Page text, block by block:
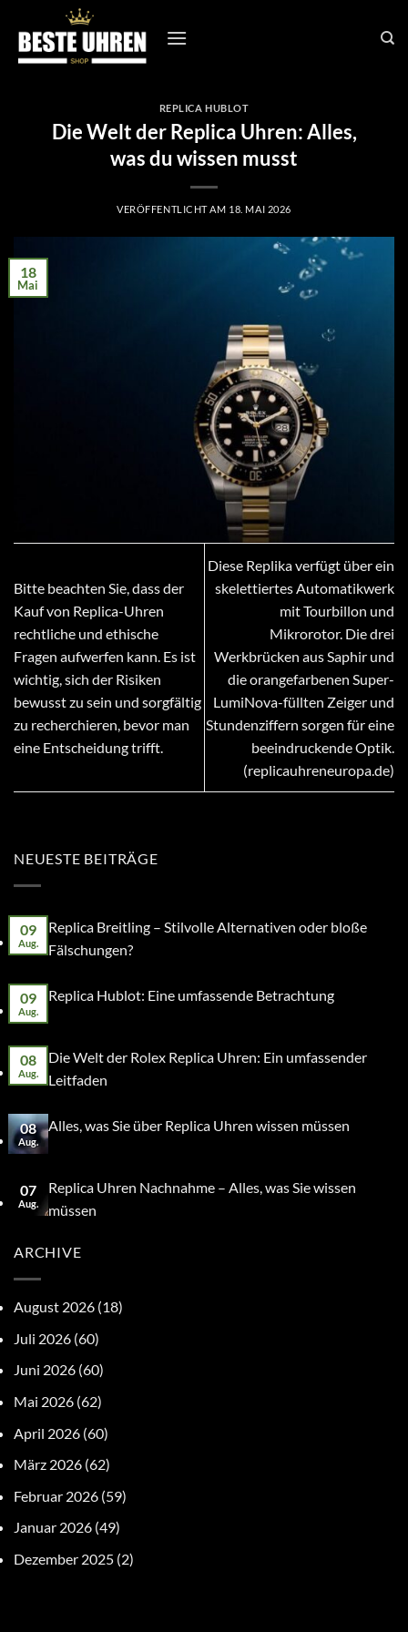
Inhalt
springen
REPLICA HUBLOT
Die Welt der Replica Uhren: Alles,
was du wissen musst
VERÖFFENTLICHT AM 18. MAI 2026
18
Mai
Bitte beachten Sie, dass der
Kauf von Replica-Uhren
rechtliche und ethische
Fragen aufwerfen kann. Es ist
wichtig, sich der Risiken
bewusst zu sein und sorgfältig
zu recherchieren, bevor man
eine Entscheidung trifft.
Diese Replika verfügt über ein
skelettiertes Automatikwerk
mit Tourbillon und
Mikrorotor. Die drei
Werkbrücken aus Saphir und
die orangefarbenen Super-
LumiNova-füllten Zeiger und
Stundenziffern sorgen für eine
beeindruckende Optik.
(replicauhreneuropa.de)
NEUESTE BEITRÄGE
09
Aug.
Replica Breitling – Stilvolle Alternativen oder bloße
Fälschungen?
09
Aug.
Replica Hublot: Eine umfassende Betrachtung
08
Aug.
Die Welt der Rolex Replica Uhren: Ein umfassender
Leitfaden
08
Aug.
Alles, was Sie über Replica Uhren wissen müssen
07
Aug.
Replica Uhren Nachnahme – Alles, was Sie wissen
müssen
ARCHIVE
August 2026 (18)
Juli 2026 (60)
Juni 2026 (60)
Mai 2026 (62)
April 2026 (60)
März 2026 (62)
Februar 2026 (59)
Januar 2026 (49)
Dezember 2025 (2)